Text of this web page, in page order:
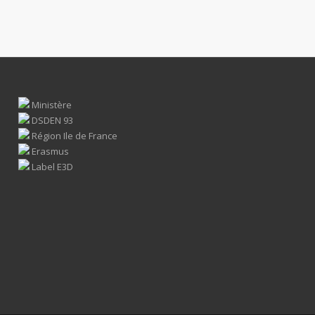
Ministère
DSDEN 93
Région Ile de France
Erasmus
Label E3D